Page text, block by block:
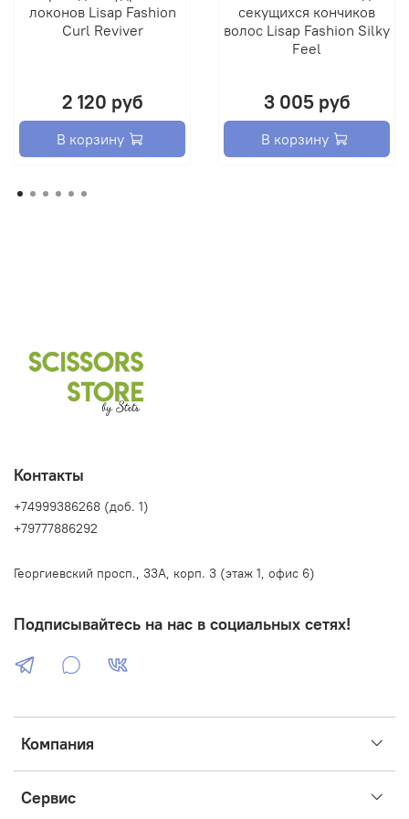
локонов Lisap Fashion
Curl Reviver
2 120 руб
В корзину
секущихся кончиков
волос Lisap Fashion Silky
Feel
3 005 руб
В корзину
Компания
Сервис
Контакты
+74999386268 (доб. 1)
+79777886292
Георгиевский просп., 33А, корп. 3 (этаж 1, офис 6)
Подписывайтесь на нас в социальных сетях!